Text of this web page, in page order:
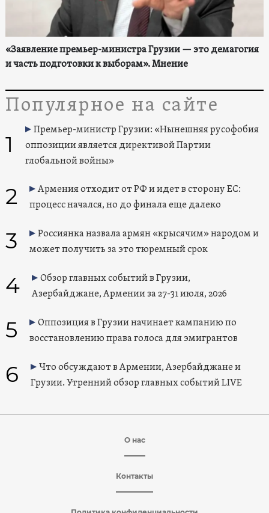
«Заявление премьер-министра Грузии — это демагогия
и часть подготовки к выборам». Мнение
Популярное на сайте
1
Премьер-министр Грузии: «Нынешняя русофобия
оппозиции является директивой Партии
глобальной войны»
2
Армения отходит от РФ и идет в сторону ЕС:
процесс начался, но до финала еще далеко
3
Россиянка назвала армян «крысячим» народом и
может получить за это тюремный срок
4
Обзор главных событий в Грузии,
Азербайджане, Армении за 27-31 июля, 2026
5
Оппозиция в Грузии начинает кампанию по
восстановлению права голоса для эмигрантов
6
Что обсуждают в Армении, Азербайджане и
Грузии. Утренний обзор главных событий LIVE
О нас
Контакты